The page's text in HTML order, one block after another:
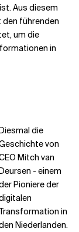
Aus diesem
den führenden
um die
in
die
von
Mitch van
- einem
Pioniere der
in
Niederlanden.